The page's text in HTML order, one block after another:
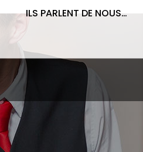
ILS PARLENT DE NOUS…